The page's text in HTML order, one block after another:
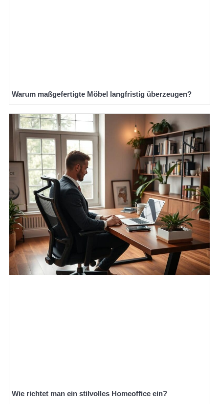
Warum maßgefertigte Möbel langfristig überzeugen?
Wie richtet man ein stilvolles Homeoffice ein?